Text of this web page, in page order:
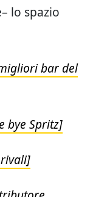
lo spazio
bar del
bye Spritz]